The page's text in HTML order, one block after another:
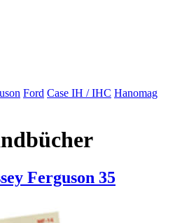
Ford Case IH / IHC Hanomag
Ferguson 35